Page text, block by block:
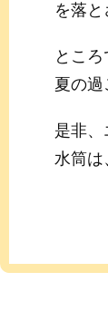
を落と
とこ
夏の
是非
水筒は